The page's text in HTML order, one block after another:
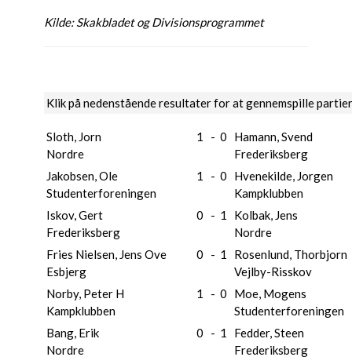
Kilde: Skakbladet og Divisionsprogrammet
Klik på nedenstående resultater for at gennemspille partier
Sloth, Jorn
Nordre
1 - 0
Hamann, Svend
Frederiksberg
Jakobsen, Ole
Studenterforeningen
1 - 0
Hvenekilde, Jorgen
Kampklubben
Iskov, Gert
Frederiksberg
0 - 1
Kolbak, Jens
Nordre
Fries Nielsen, Jens Ove
Esbjerg
0 - 1
Rosenlund, Thorbjorn
Vejlby-Risskov
Norby, Peter H
Kampklubben
1 - 0
Moe, Mogens
Studenterforeningen
Bang, Erik
Nordre
0 - 1
Fedder, Steen
Frederiksberg